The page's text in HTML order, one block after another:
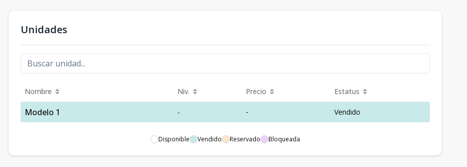
Unidades
Nombre Niv. Precio Estatus
Modelo 1 - - Vendido
Disponible Vendido Reservado Bloqueada